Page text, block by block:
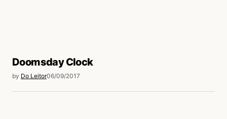
Doomsday Clock
by Do Leitor06/09/2017